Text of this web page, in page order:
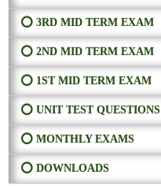
⭕ 3RD MID TERM EXAM
⭕ 2ND MID TERM EXAM
⭕ 1ST MID TERM EXAM
⭕ UNIT TEST QUESTIONS
⭕ MONTHLY EXAMS
⭕ DOWNLOADS